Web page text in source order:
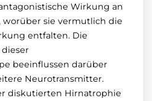
Wirkung an
worüber sie vermutlich die
entfalten. Die
beeinflussen darüber
Neurotransmitter.
diskutierten Hirnatrophie